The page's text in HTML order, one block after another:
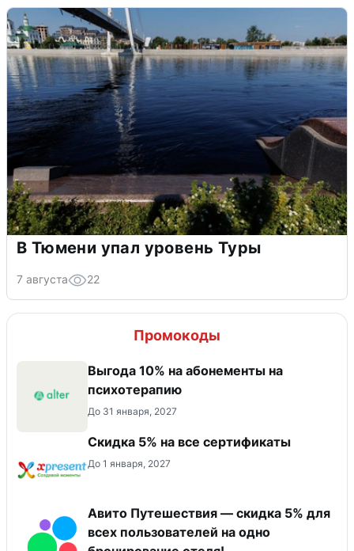
В Тюмени упал уровень Туры
7 августа 22
Промокоды
Выгода 10% на абонементы на
психотерапию
До 31 января, 2027
Скидка 5% на все сертификаты
До 1 января, 2027
Авито Путешествия — скидка 5% для
всех пользователей на одно